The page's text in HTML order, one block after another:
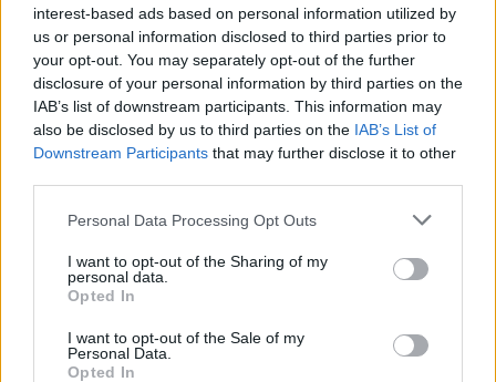
interest-based ads based on personal information utilized by
us or personal information disclosed to third parties prior to
your opt-out. You may separately opt-out of the further
disclosure of your personal information by third parties on the
IAB’s list of downstream participants. This information may
also be disclosed by us to third parties on the IAB’s List of
Downstream Participants that may further disclose it to other
Please note that this website/app uses one or more Google
not limited to your visit or usage behaviour. You may click to
grant or deny consent to Google and its third-party tags to
use your data for below specified purposes in below Google
consent section.
Personal Data Processing Opt Outs
I want to opt-out of the Sharing of my
personal data.
Opted In
I want to opt-out of the Sale of my
Personal Data.
Opted In